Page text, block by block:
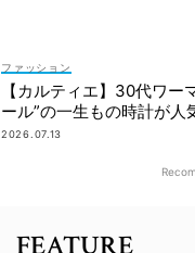
ファッション
【カルティエ】30代ワー
ール”の一生もの時計が人
美＆節目買いに
2026.07.13
FEATURE